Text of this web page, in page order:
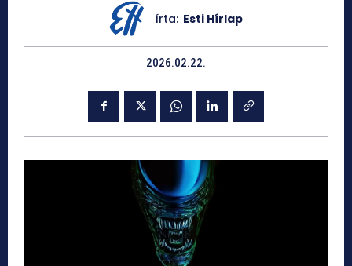
írta: Esti Hírlap
2026.02.22.